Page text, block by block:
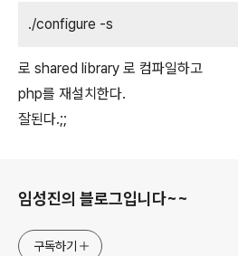
./configure -s
로 shared library 로 컴파일하고
php를 재설치한다.
잘된다.;;
임성진의 블로그입니다~~
구독하기